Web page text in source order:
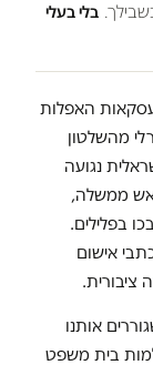
בלי בעלי
האפלות
מהשלטון
נגועה
ממשלה,
בפלילים.
אישום
אותנו
ואולמות בית משפט